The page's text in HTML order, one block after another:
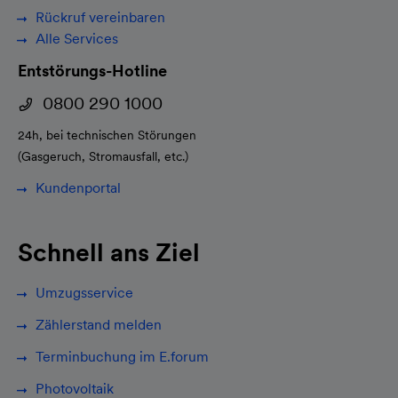
Rückruf vereinbaren
Alle Services
Entstörungs-Hotline
0800 290 1000
24h, bei technischen Störungen
(Gasgeruch, Stromausfall, etc.)
Kundenportal
Schnell ans Ziel
Umzugsservice
Zählerstand melden
Terminbuchung im E.forum
Photovoltaik